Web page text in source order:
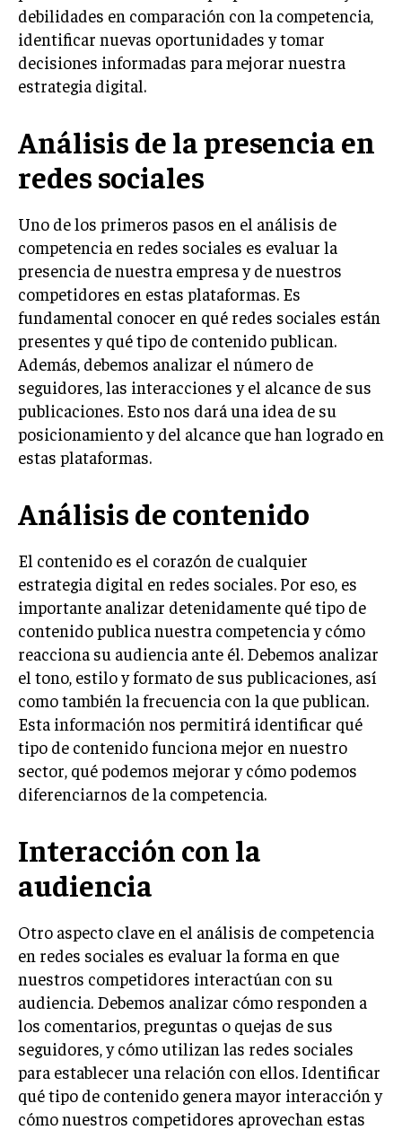
INVESTIGACIÓN DE MERCADO
ANÁLISIS DE COMPETENCIA
GESTIÓN DE CLIENTES
INNOVACIÓN EMPRESARIAL
GESTIÓN DEL CAMBIO
HABILIDADES DIRECTIVAS
EMPRENDIMIENTO
PLANIFICACIÓN EMPRESARIAL
FINANZAS
FINANZAS Y CONTABILIDAD
GESTIÓN DE RECURSOS FINANCIEROS
INVERSIONES Y MERCADOS FINANCIEROS
CONTABILIDAD EMPRESARIAL
ECONOMÍA EMPRESARIAL
NEGOCIOS INTERNACIONALES
COMERCIO INTERNACIONAL
EXPANSIÓN GLOBAL
IMPORTACIÓN Y EXPORTACIÓN
ALIANZAS ESTRATÉGICAS
TECNOLOGIA
SOSTENIBILIDAD Y MEDIO AMBIENTE
GESTIÓN DE LA INNOVACIÓN TECNOLÓGICA
ANALÍTICA EMPRESARIAL Y BUSINESS
INTELLIGENCE
ESTRATEGIA
EMPRESAS FAMILIARES Y SUCESIÓN
GESTIÓN DEL RIESGO EMPRESARIAL
NEGOCIACIÓN Y RESOLUCIÓN DE CONFLICTOS
DERECHO EMPRESARIAL Y REGULACIONES
ÉXITO EMPRESARIAL Y CASOS DE ESTUDIO
debilidades en comparación con la competencia,
identificar nuevas oportunidades y tomar
decisiones informadas para mejorar nuestra
estrategia digital.
Análisis de la presencia en
redes sociales
Uno de los primeros pasos en el análisis de
competencia en redes sociales es evaluar la
presencia de nuestra empresa y de nuestros
competidores en estas plataformas. Es
fundamental conocer en qué redes sociales están
presentes y qué tipo de contenido publican.
Además, debemos analizar el número de
seguidores, las interacciones y el alcance de sus
publicaciones. Esto nos dará una idea de su
posicionamiento y del alcance que han logrado en
estas plataformas.
Análisis de contenido
El contenido es el corazón de cualquier
estrategia digital en redes sociales. Por eso, es
importante analizar detenidamente qué tipo de
contenido publica nuestra competencia y cómo
reacciona su audiencia ante él. Debemos analizar
el tono, estilo y formato de sus publicaciones, así
como también la frecuencia con la que publican.
Esta información nos permitirá identificar qué
tipo de contenido funciona mejor en nuestro
sector, qué podemos mejorar y cómo podemos
diferenciarnos de la competencia.
Interacción con la
audiencia
Otro aspecto clave en el análisis de competencia
en redes sociales es evaluar la forma en que
nuestros competidores interactúan con su
audiencia. Debemos analizar cómo responden a
los comentarios, preguntas o quejas de sus
seguidores, y cómo utilizan las redes sociales
para establecer una relación con ellos. Identificar
qué tipo de contenido genera mayor interacción y
cómo nuestros competidores aprovechan estas